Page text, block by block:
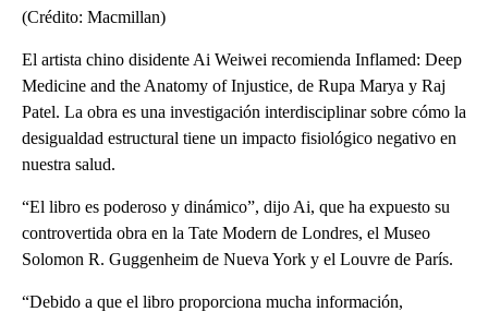
(Crédito: Macmillan)
El artista chino disidente Ai Weiwei recomienda Inflamed: Deep
Medicine and the Anatomy of Injustice, de Rupa Marya y Raj
Patel. La obra es una investigación interdisciplinar sobre cómo la
desigualdad estructural tiene un impacto fisiológico negativo en
nuestra salud.
“El libro es poderoso y dinámico”, dijo Ai, que ha expuesto su
controvertida obra en la Tate Modern de Londres, el Museo
Solomon R. Guggenheim de Nueva York y el Louvre de París.
“Debido a que el libro proporciona mucha información,